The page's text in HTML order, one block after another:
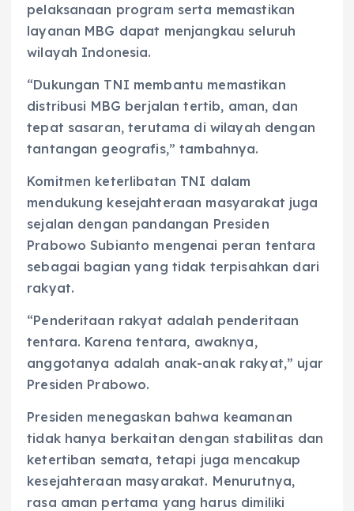
pelaksanaan program serta memastikan
layanan MBG dapat menjangkau seluruh
wilayah Indonesia.
“Dukungan TNI membantu memastikan
distribusi MBG berjalan tertib, aman, dan
tepat sasaran, terutama di wilayah dengan
tantangan geografis,” tambahnya.
Komitmen keterlibatan TNI dalam
mendukung kesejahteraan masyarakat juga
sejalan dengan pandangan Presiden
Prabowo Subianto mengenai peran tentara
sebagai bagian yang tidak terpisahkan dari
rakyat.
“Penderitaan rakyat adalah penderitaan
tentara. Karena tentara, awaknya,
anggotanya adalah anak-anak rakyat,” ujar
Presiden Prabowo.
Presiden menegaskan bahwa keamanan
tidak hanya berkaitan dengan stabilitas dan
ketertiban semata, tetapi juga mencakup
kesejahteraan masyarakat. Menurutnya,
rasa aman pertama yang harus dimiliki